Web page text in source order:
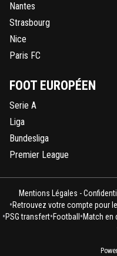
Nantes
Strasbourg
Nice
Paris FC
FOOT EUROPÉEN
Serie A
Liga
Bundesliga
Premier League
Mentions Légales -
•Retrouvez votre compte pour
•PSG transfert•Football •Match en